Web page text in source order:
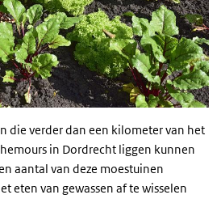
die verder dan een kilometer van het
in Dordrecht liggen kunnen
aantal van deze moestuinen
eten van gewassen af te wisselen